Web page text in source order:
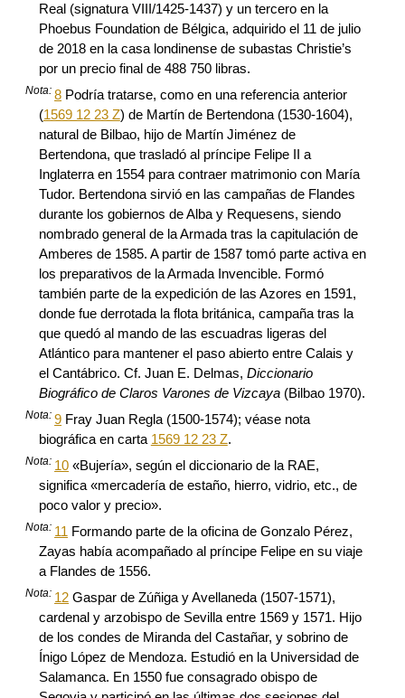
Real (signatura VIII/1425-1437) y un tercero en la
Phoebus Foundation de Bélgica, adquirido el 11 de julio
de 2018 en la casa londinense de subastas Christie’s
por un precio final de 488 750 libras.
Nota: 8 Podría tratarse, como en una referencia anterior
(1569 12 23 Z) de Martín de Bertendona (1530-1604),
natural de Bilbao, hijo de Martín Jiménez de
Bertendona, que trasladó al príncipe Felipe II a
Inglaterra en 1554 para contraer matrimonio con María
Tudor. Bertendona sirvió en las campañas de Flandes
durante los gobiernos de Alba y Requesens, siendo
nombrado general de la Armada tras la capitulación de
Amberes de 1585. A partir de 1587 tomó parte activa en
los preparativos de la Armada Invencible. Formó
también parte de la expedición de las Azores en 1591,
donde fue derrotada la flota británica, campaña tras la
que quedó al mando de las escuadras ligeras del
Atlántico para mantener el paso abierto entre Calais y
el Cantábrico. Cf. Juan E. Delmas, Diccionario
Biográfico de Claros Varones de Vizcaya(Bilbao 1970).
Nota:9 Fray Juan Regla (1500-1574); véase nota
biográfica en carta 1569 12 23 Z.
Nota: 10 «Bujería», según el diccionario de la RAE,
significa «mercadería de estaño, hierro, vidrio, etc., de
poco valor y precio».
Nota: 11 Formando parte de la oficina de Gonzalo Pérez,
Zayas había acompañado al príncipe Felipe en su viaje
a Flandes de 1556.
Nota: 12 Gaspar de Zúñiga y Avellaneda (1507-1571),
cardenal y arzobispo de Sevilla entre 1569 y 1571. Hijo
de los condes de Miranda del Castañar, y sobrino de
Ínigo López de Mendoza. Estudió en la Universidad de
Salamanca. En 1550 fue consagrado obispo de